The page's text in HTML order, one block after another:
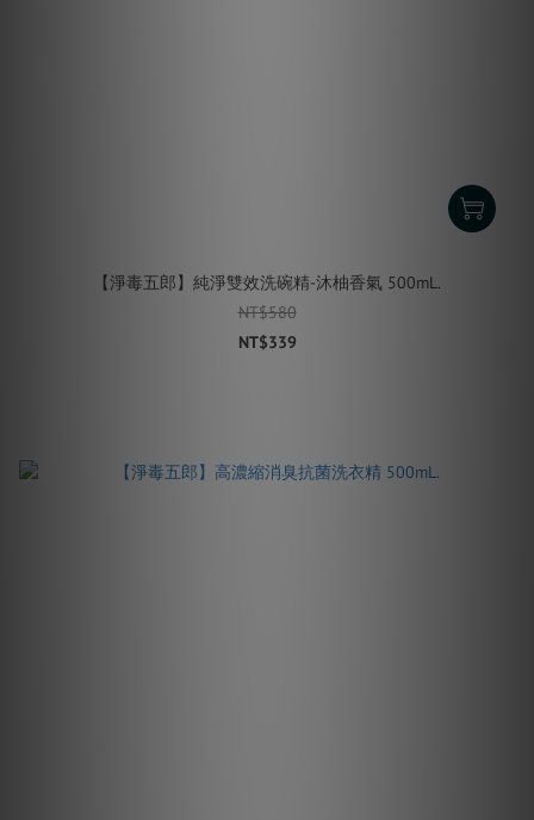
【淨毒五郎】純淨雙效洗碗精-沐柚香氣 500mL.
NT$580
NT$339